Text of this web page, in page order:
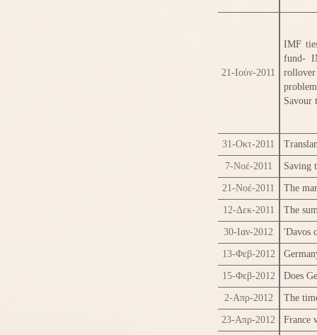
21-Ιούν-2011
IMF
fund-
Savour
31-Οκτ-2011
7-Νοέ-2011 Saving
21-Νοέ-2011 The
12-Δεκ-2011 The
30-Ιαν-2012 'Davos
13-Φεβ-2012
15-Φεβ-2012 Does
2-Απρ-2012 The
23-Απρ-2012 France